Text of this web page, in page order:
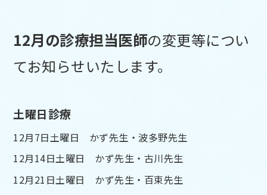
12月の診療担当医師の変更等につい
てお知らせいたします。
土曜日診療
12月7日土曜日 かず先生・波多野先生
12月14日土曜日 かず先生・古川先生
12月21日土曜日 かず先生・百束先生